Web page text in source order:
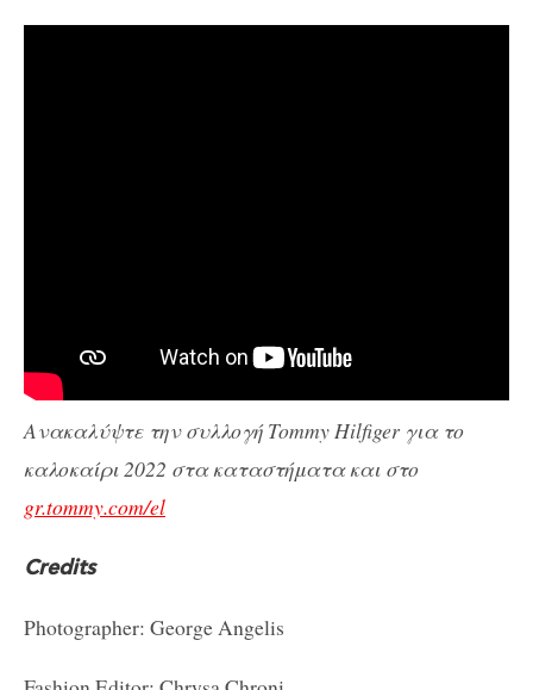
Ανακαλύψτε την συλλογή Tommy Hilfiger για το
καλοκαίρι 2022 στα καταστήματα και στο
gr.tommy.com/el
Credits
Photographer: George Angelis